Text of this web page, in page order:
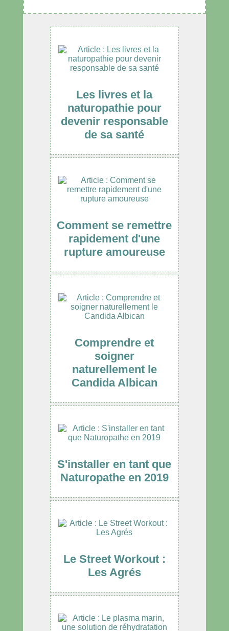
Les livres et la
naturopathie pour
devenir responsable
de sa santé
Comment se remettre
rapidement d'une
rupture amoureuse
Comprendre et
soigner
naturellement le
Candida Albican
S'installer en tant que
Naturopathe en 2019
Le Street Workout :
Les Agrés